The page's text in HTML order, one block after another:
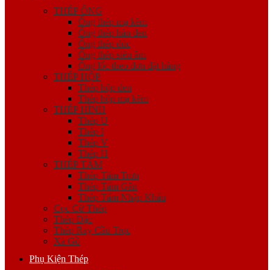
THÉP ỐNG
Ống thép mạ kẽm
Ống thép hàn đen
Ống thép đúc
Ống thép siêu âm
Ống lốc theo đơn đặt hàng
THÉP HỘP
Thép hộp đen
Thép hộp mạ kẽm
THÉP HÌNH
Thép U
Thép I
Thép V
Thép H
THÉP TẤM
Thép Tấm Trơn
Thép Tấm Gân
Thép Tấm Nhập Khẩu
Cọc Cừ Thép
Thép Đặc
Thép Ray Cầu Trục
Xà Gồ
Phụ Kiện Thép